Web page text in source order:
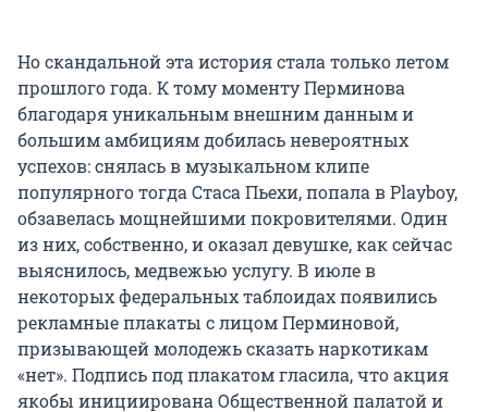
Но скандальной эта история стала только летом
прошлого года. К тому моменту Перминова
благодаря уникальным внешним данным и
большим амбициям добилась невероятных
успехов: снялась в музыкальном клипе
популярного тогда Стаса Пьехи, попала в Playboy,
обзавелась мощнейшими покровителями. Один
из них, собственно, и оказал девушке, как сейчас
выяснилось, медвежью услугу. В июле в
некоторых федеральных таблоидах появились
рекламные плакаты с лицом Перминовой,
призывающей молодежь сказать наркотикам
«нет». Подпись под плакатом гласила, что акция
якобы инициирована Общественной палатой и